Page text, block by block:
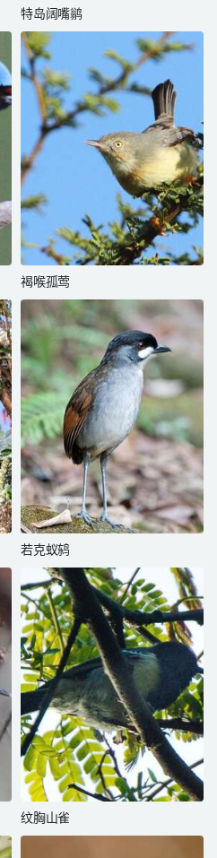
特岛阔嘴鹟
褐喉孤莺
若克蚁鸫
纹胸山雀